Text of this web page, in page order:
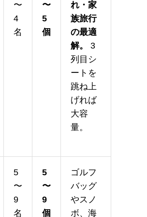
〜
4
名
〜
5
個
れ・家
族旅行
の最適
解。
3
列目シ
ートを
跳ね上
げれば
大容
量。
5
〜
9
名
5
〜
9
個
ゴルフ
バッグ
やスノ
ボ、海